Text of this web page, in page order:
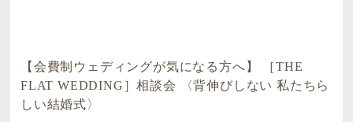
【会費制ウェディングが気になる方へ】 ［THE
FLAT WEDDING］相談会 〈背伸びしない 私たちら
しい結婚式〉